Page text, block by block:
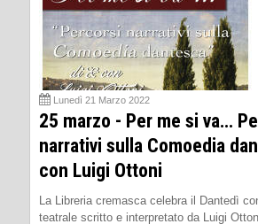
Lunedì 21 Marzo 2022
25 marzo - Per me si va…
narrativi sulla Comoedia
con Luigi Ottoni
La Libreria cremasca celebra il Dantedì
teatrale scritto e interpretato da Luigi